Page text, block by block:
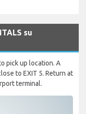
su
pick up location. A
to EXIT 5. Return at
terminal.